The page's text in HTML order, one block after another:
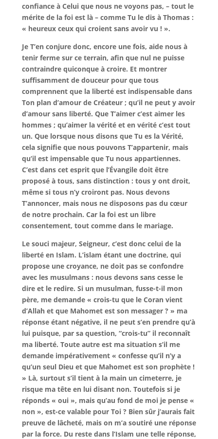
confiance à Celui que nous ne voyons pas, – tout le
mérite de la foi est là – comme Tu le dis à Thomas :
« heureux ceux qui croient sans avoir vu ! ».
Je T’en conjure donc, encore une fois, aide nous à
tenir ferme sur ce terrain, afin que nul ne puisse
contraindre quiconque à croire. Et montrer
suffisamment de douceur pour que tous
comprennent que la liberté est indispensable dans
Ton plan d’amour de Créateur ; qu’il ne peut y avoir
d’amour sans liberté. Que T’aimer c’est aimer les
hommes ; qu’aimer la vérité et en vérité c’est tout
un. Que lorsque nous disons que Tu es la Vérité,
cela signifie que nous pouvons T’appartenir, mais
qu’il est impensable que Tu nous appartiennes.
C’est dans cet esprit que l’Évangile doit être
proposé à tous, sans distinction : tous y ont droit,
même si tous n’y croiront pas. Nous devons
T’annoncer, mais nous ne disposons pas du cœur
de notre prochain. Car la foi est un libre
consentement, tout comme dans le mariage.
Le souci majeur, Seigneur, c’est donc celui de la
liberté en Islam. L’islam étant une doctrine, qui
propose une croyance, ne doit pas se confondre
avec les musulmans : nous devons sans cesse le
dire et le redire. Si un musulman, fusse-t-il mon
père, me demande « crois-tu que le Coran vient
d’Allah et que Mahomet est son messager ? » ma
réponse étant négative, il ne peut s’en prendre qu’à
lui puisque, par sa question, “crois-tu” il reconnaît
ma liberté. Toute autre est ma situation s’il me
demande impérativement « confesse qu’il n’y a
qu’un seul Dieu et que Mahomet est son prophète !
» Là, surtout s’il tient à la main un cimeterre, je
risque ma tête en lui disant non. Toutefois si je
réponds « oui », mais qu’au fond de moi je pense «
non », est-ce valable pour Toi ? Bien sûr j’aurais fait
preuve de lâcheté, mais on m’a soutiré une réponse
par la force. Du reste dans l’Islam une telle réponse,